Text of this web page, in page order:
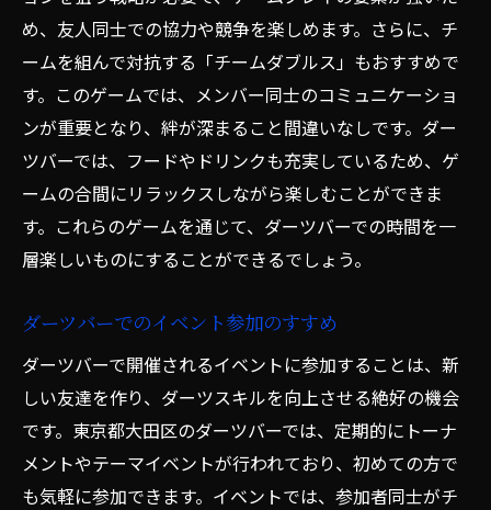
め、友人同士での協力や競争を楽しめます。さらに、チ
ームを組んで対抗する「チームダブルス」もおすすめで
す。このゲームでは、メンバー同士のコミュニケーショ
ンが重要となり、絆が深まること間違いなしです。ダー
ツバーでは、フードやドリンクも充実しているため、ゲ
ームの合間にリラックスしながら楽しむことができま
す。これらのゲームを通じて、ダーツバーでの時間を一
層楽しいものにすることができるでしょう。
ダーツバーでのイベント参加のすすめ
ダーツバーで開催されるイベントに参加することは、新
しい友達を作り、ダーツスキルを向上させる絶好の機会
です。東京都大田区のダーツバーでは、定期的にトーナ
メントやテーマイベントが行われており、初めての方で
も気軽に参加できます。イベントでは、参加者同士がチ